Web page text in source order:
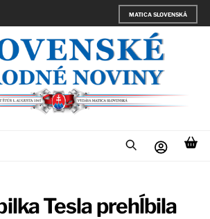
MATICA SLOVENSKÁ
Tesla prehĺbila